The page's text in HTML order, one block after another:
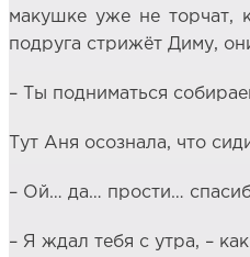
макушке уже не торчат,
подруга стрижёт Диму,
– Ты подниматься
Тут Аня осознала, что
– Ой… да… прости…
– Я ждал тебя с утра, –